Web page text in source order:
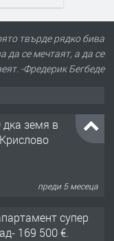
твърде рядко бива
да се мечтаят, а да се
-Фредерик Бегбеде
земя в
преди 5 месеца
супер
169 500 €.